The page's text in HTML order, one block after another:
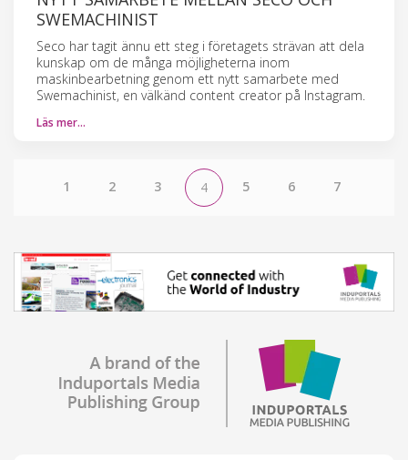
SWEMACHINIST
Seco har tagit ännu ett steg i företagets strävan att dela
kunskap om de många möjligheterna inom
maskinbearbetning genom ett nytt samarbete med
Swemachinist, en välkänd content creator på Instagram.
Läs mer…
1 2 3 4 5 6 7